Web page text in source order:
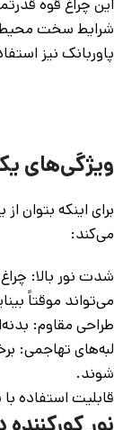
پاوربانک نیز استفاده
ویژگی‌های
برای اینکه
می‌کند:
می‌تواند موقتاً
طراحی مقاوم:
لبه‌های تهاجمی:
شوند.
قابلیت استفاده